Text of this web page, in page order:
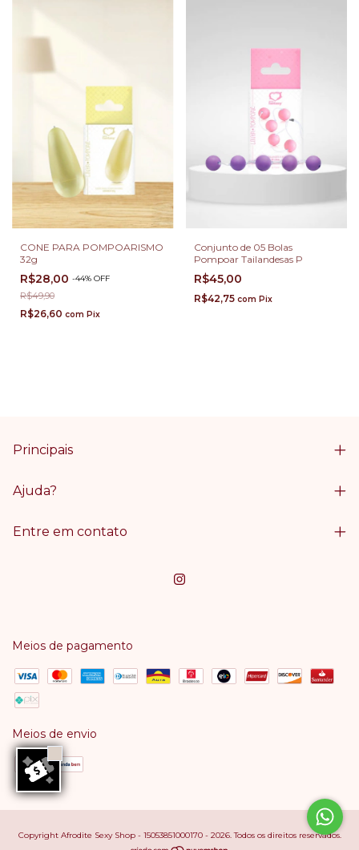
CONE PARA POMPOARISMO
32g
R$28,00 -44% OFF
R$49,90
R$26,60 com Pix
Conjunto de 05 Bolas
Pompoar Tailandesas P
R$45,00
R$42,75 com Pix
Principais
Ajuda?
Entre em contato
Meios de pagamento
Meios de envio
Copyright Afrodite Sexy Shop - 15053851000170 - 2026. Todos os direitos reservados.